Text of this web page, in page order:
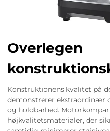
Overlegen
Konstruktionens kvalitet på
demonstrerer ekstraordinær
og holdbarhed.
højkvalitetsmaterialer, der